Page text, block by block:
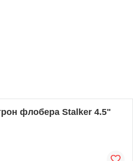
флобера Stalker 4.5"